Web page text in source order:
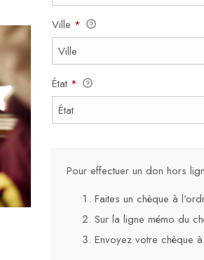
Ville *
État *
Pour effectuer un don hors
Faites un chèque à
Sur la ligne mémo du
Envoyez votre chèque